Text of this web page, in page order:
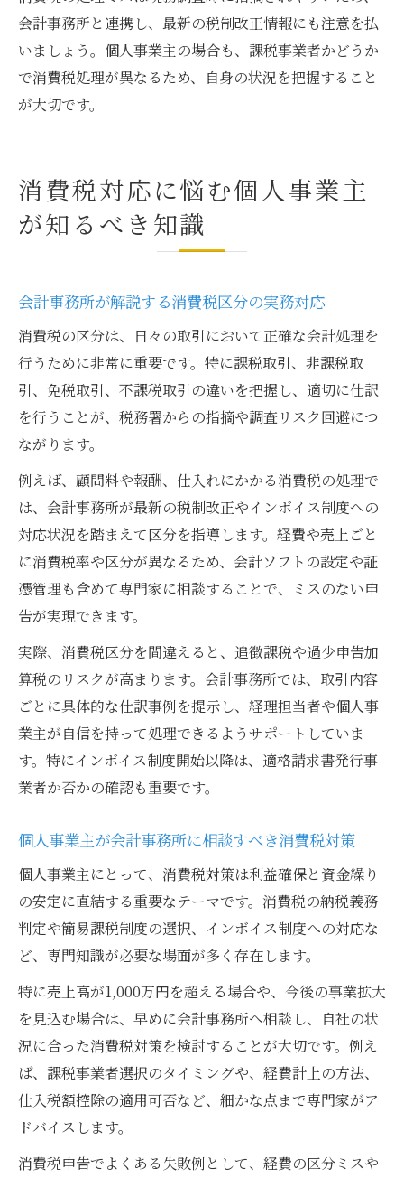
会計事務所と連携し、最新の税制改正情報にも注意を払
いましょう。個人事業主の場合も、課税事業者かどうか
で消費税処理が異なるため、自身の状況を把握すること
が大切です。
消費税対応に悩む個人事業主
が知るべき知識
会計事務所が解説する消費税区分の実務対応
消費税の区分は、日々の取引において正確な会計処理を
行うために非常に重要です。特に課税取引、非課税取
引、免税取引、不課税取引の違いを把握し、適切に仕訳
を行うことが、税務署からの指摘や調査リスク回避につ
ながります。
例えば、顧問料や報酬、仕入れにかかる消費税の処理で
は、会計事務所が最新の税制改正やインボイス制度への
対応状況を踏まえて区分を指導します。経費や売上ごと
に消費税率や区分が異なるため、会計ソフトの設定や証
憑管理も含めて専門家に相談することで、ミスのない申
告が実現できます。
実際、消費税区分を間違えると、追徴課税や過少申告加
算税のリスクが高まります。会計事務所では、取引内容
ごとに具体的な仕訳事例を提示し、経理担当者や個人事
業主が自信を持って処理できるようサポートしていま
す。特にインボイス制度開始以降は、適格請求書発行事
業者か否かの確認も重要です。
個人事業主が会計事務所に相談すべき消費税対策
個人事業主にとって、消費税対策は利益確保と資金繰り
の安定に直結する重要なテーマです。消費税の納税義務
判定や簡易課税制度の選択、インボイス制度への対応な
ど、専門知識が必要な場面が多く存在します。
特に売上高が1,000万円を超える場合や、今後の事業拡大
を見込む場合は、早めに会計事務所へ相談し、自社の状
況に合った消費税対策を検討することが大切です。例え
ば、課税事業者選択のタイミングや、経費計上の方法、
仕入税額控除の適用可否など、細かな点まで専門家がア
ドバイスします。
消費税申告でよくある失敗例として、経費の区分ミスや